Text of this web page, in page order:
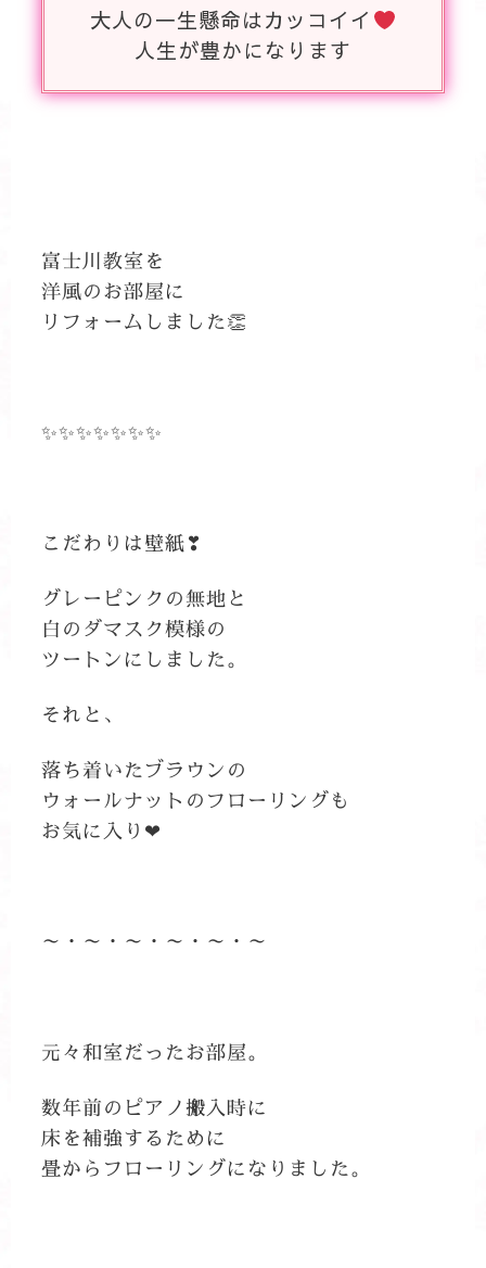
大人の一生懸命はカッコイイ
人生が豊かになります
富士川教室を
洋風のお部屋に
リフォームしました👏
✨✨✨✨✨✨✨
こだわりは壁紙❣
グレーピンクの無地と
白のダマスク模様の
ツートンにしました。
それと、
落ち着いたブラウンの
ウォールナットのフローリングも
お気に入り❤
～・～・～・～・～・～
元々和室だったお部屋。
数年前のピアノ搬入時に
床を補強するために
畳からフローリングになりました。